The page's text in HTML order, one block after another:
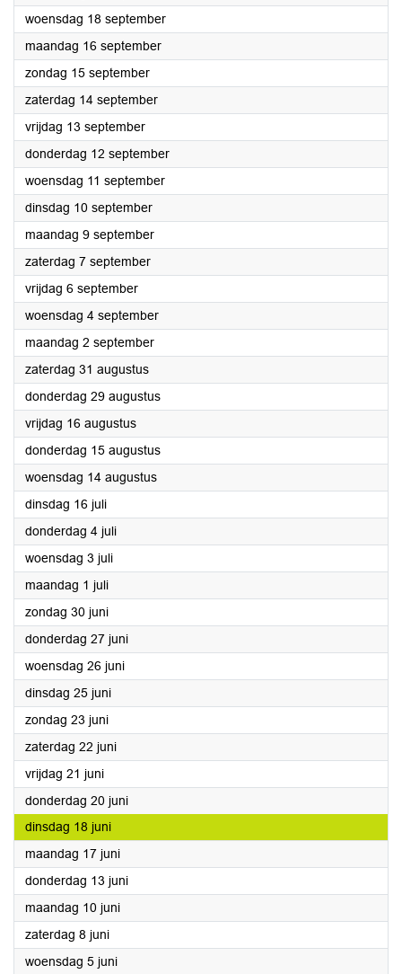
woensdag 18 september2024
maandag 16 september2024
zondag 15 september2024
zaterdag 14 september2024
vrijdag 13 september2024
donderdag 12 september2024
woensdag 11 september2024
dinsdag 10 september2024
maandag 9 september2024
zaterdag 7 september2024
vrijdag 6 september2024
woensdag 4 september2024
maandag 2 september2024
zaterdag 31 augustus2024
donderdag 29 augustus2024
vrijdag 16 augustus2024
donderdag 15 augustus2024
woensdag 14 augustus2024
dinsdag 16 juli2024
donderdag 4 juli2024
woensdag 3 juli2024
maandag 1 juli2024
zondag 30 juni2024
donderdag 27 juni2024
woensdag 26 juni2024
dinsdag 25 juni2024
zondag 23 juni2024
zaterdag 22 juni2024
vrijdag 21 juni2024
donderdag 20 juni2024
dinsdag 18 juni2024
maandag 17 juni2024
donderdag 13 juni2024
maandag 10 juni2024
zaterdag 8 juni2024
woensdag 5 juni2024